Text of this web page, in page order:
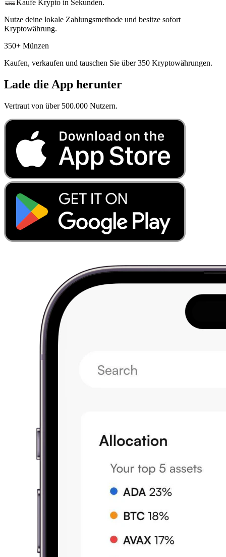
Kaufe Krypto in Sekunden.
Nutze deine lokale Zahlungsmethode und besitze sofort
Kryptowährung.
350+ Münzen
Kaufen, verkaufen und tauschen Sie über 350 Kryptowährungen.
Lade die App herunter
Vertraut von über 500.000 Nutzern.